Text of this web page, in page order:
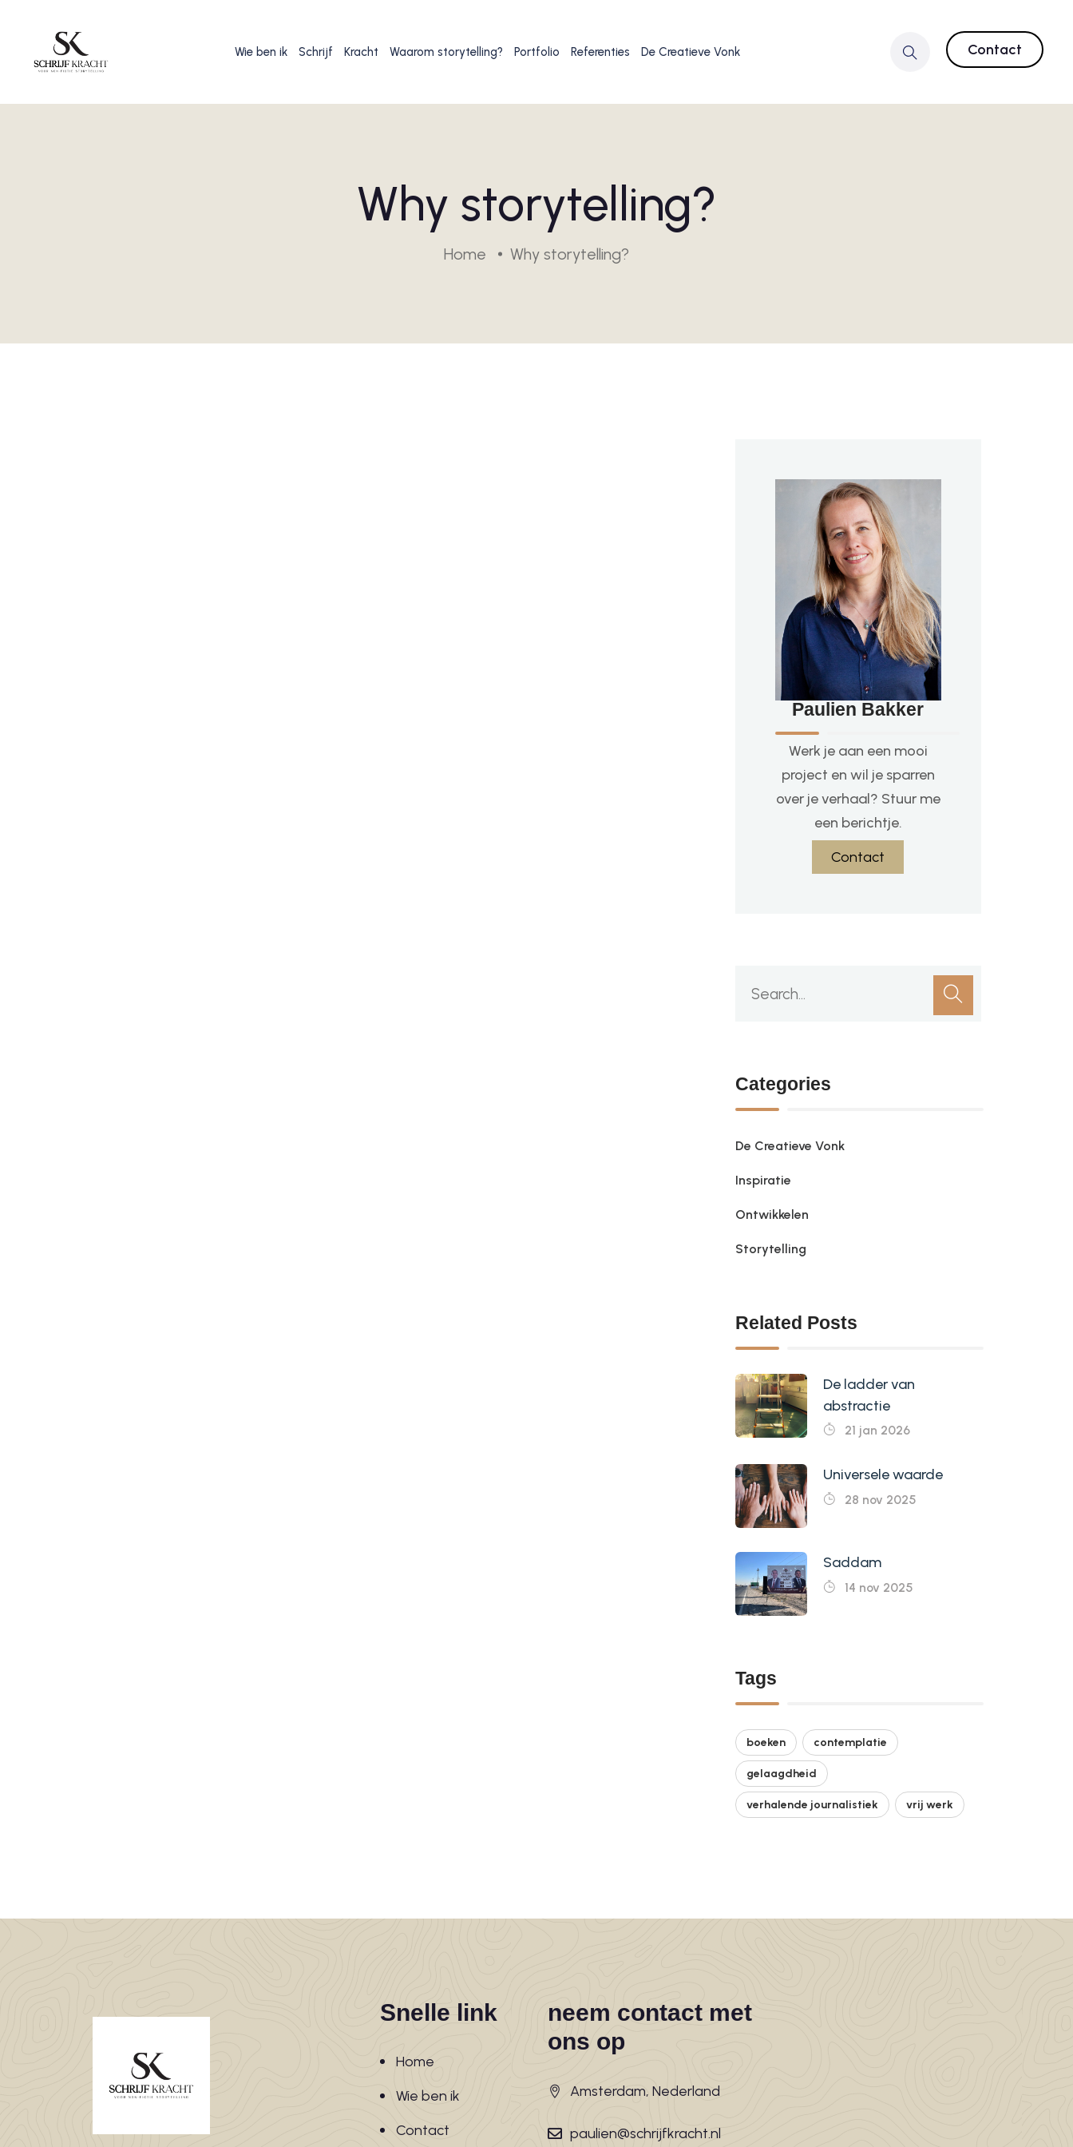
Wie ben ik Schrijf Kracht Waarom storytelling? Portfolio Referenties De Creatieve Vonk Contact
Why storytelling?
Home Why storytelling?
Paulien Bakker
Werk je aan een mooi
project en wil je sparren
over je verhaal? Stuur me
een berichtje.
Contact
Categories
De Creatieve Vonk
Inspiratie
Ontwikkelen
Storytelling
Related Posts
De ladder van
abstractie
21 jan 2026
Universele waarde
28 nov 2025
Saddam
14 nov 2025
Tags
boeken contemplatie
gelaagdheid
verhalende journalistiek vrij werk
Snelle link
Home
Wie ben ik
Contact
neem contact met
ons op
Amsterdam, Nederland
paulien@schrijfkracht.nl